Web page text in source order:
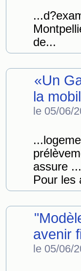
de...
«Un
la
le 05/06/
assure
Pour les
avenir
le 05/06/